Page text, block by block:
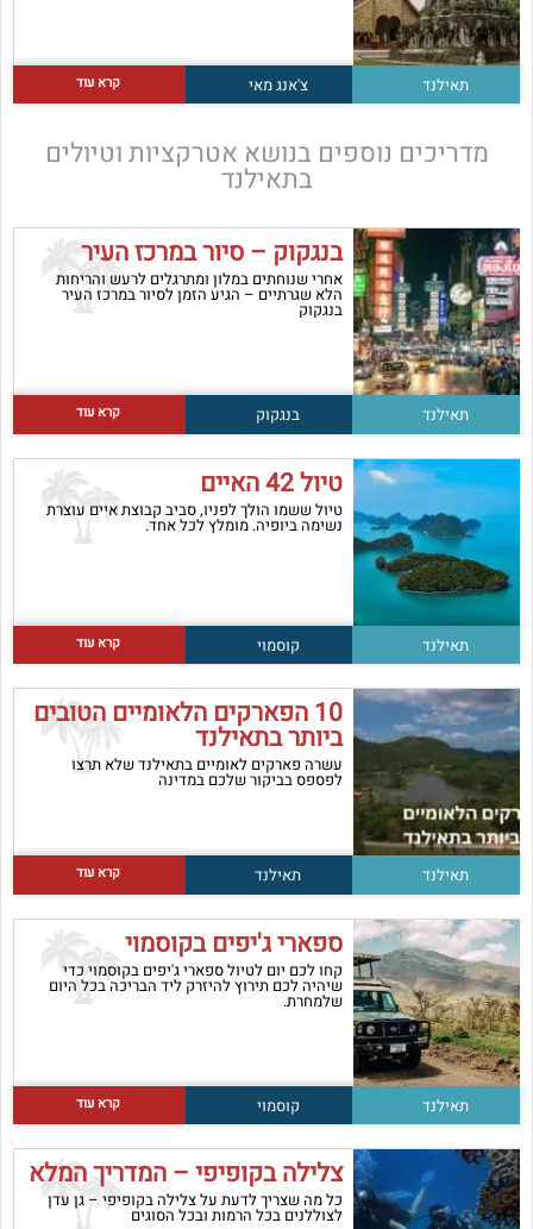
תאילנד צ'אנג מאי קרא עוד
מדריכים נוספים בנושא אטרקציות וטיולים
בתאילנד
בנגקוק – סיור במרכז העיר
אחרי שנוחתים במלון ומתרגלים לרעש והריחות
הלא שגרתיים – הגיע הזמן לסיור במרכז העיר
בנגקוק
תאילנד בנגקוק קרא עוד
טיול 42 האיים
טיול ששמו הולך לפניו, סביב קבוצת איים עוצרת
נשימה ביופיה. מומלץ לכל אחד.
תאילנד קוסמוי קרא עוד
10 הפארקים הלאומיים הטובים
ביותר בתאילנד
עשרה פארקים לאומיים בתאילנד שלא תרצו
לפספס בביקור שלכם במדינה
תאילנד תאילנד קרא עוד
ספארי ג'יפים בקוסמוי
קחו לכם יום לטיול ספארי ג'יפים בקוסמוי כדי
שיהיה לכם תירוץ להיזרק ליד הבריכה בכל היום
שלמחרת.
תאילנד קוסמוי קרא עוד
צלילה בקופיפי – המדריך המלא
כל מה שצריך לדעת על צלילה בקופיפי – גן עדן
לצוללנים בכל הרמות ובכל הסוגים